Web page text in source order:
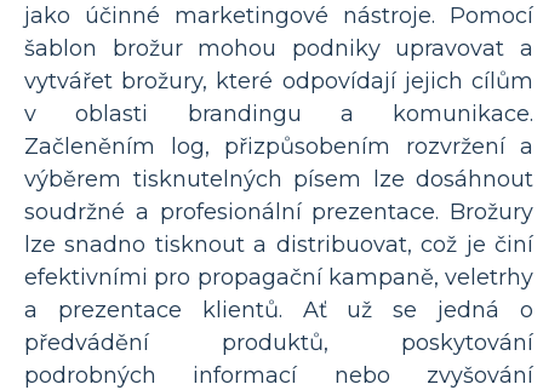
jako účinné marketingové nástroje. Pomocí
šablon brožur mohou podniky upravovat a
vytvářet brožury, které odpovídají jejich cílům
v oblasti brandingu a komunikace.
Začleněním log, přizpůsobením rozvržení a
výběrem tisknutelných písem lze dosáhnout
soudržné a profesionální prezentace. Brožury
lze snadno tisknout a distribuovat, což je činí
efektivními pro propagační kampaně, veletrhy
a prezentace klientů. Ať už se jedná o
předvádění produktů, poskytování
podrobných informací nebo zvyšování